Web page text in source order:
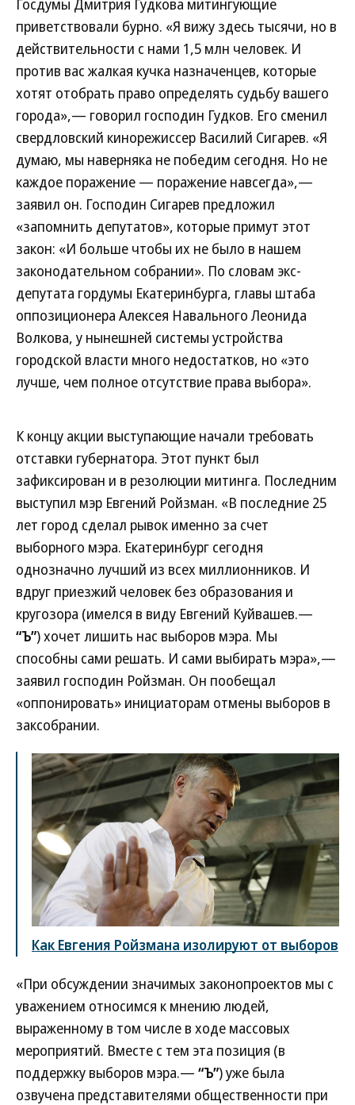
Госдумы Дмитрия Гудкова митингующие
приветствовали бурно. «Я вижу здесь тысячи, но в
действительности с нами 1,5 млн человек. И
против вас жалкая кучка назначенцев, которые
хотят отобрать право определять судьбу вашего
города»,— говорил господин Гудков. Его сменил
свердловский кинорежиссер Василий Сигарев. «Я
думаю, мы наверняка не победим сегодня. Но не
каждое поражение — поражение навсегда»,—
заявил он. Господин Сигарев предложил
«запомнить депутатов», которые примут этот
закон: «И больше чтобы их не было в нашем
законодательном собрании». По словам экс-
депутата гордумы Екатеринбурга, главы штаба
оппозиционера Алексея Навального Леонида
Волкова, у нынешней системы устройства
городской власти много недостатков, но «это
лучше, чем полное отсутствие права выбора».
К концу акции выступающие начали требовать
отставки губернатора. Этот пункт был
зафиксирован и в резолюции митинга. Последним
выступил мэр Евгений Ройзман. «В последние 25
лет город сделал рывок именно за счет
выборного мэра. Екатеринбург сегодня
однозначно лучший из всех миллионников. И
вдруг приезжий человек без образования и
кругозора (имелся в виду Евгений Куйвашев.—
“Ъ”) хочет лишить нас выборов мэра. Мы
способны сами решать. И сами выбирать мэра»,—
заявил господин Ройзман. Он пообещал
«оппонировать» инициаторам отмены выборов в
заксобрании.
Как Евгения Ройзмана изолируют от выборов
«При обсуждении значимых законопроектов мы с
уважением относимся к мнению людей,
выраженному в том числе в ходе массовых
мероприятий. Вместе с тем эта позиция (в
поддержку выборов мэра.— “Ъ”) уже была
озвучена представителями общественности при